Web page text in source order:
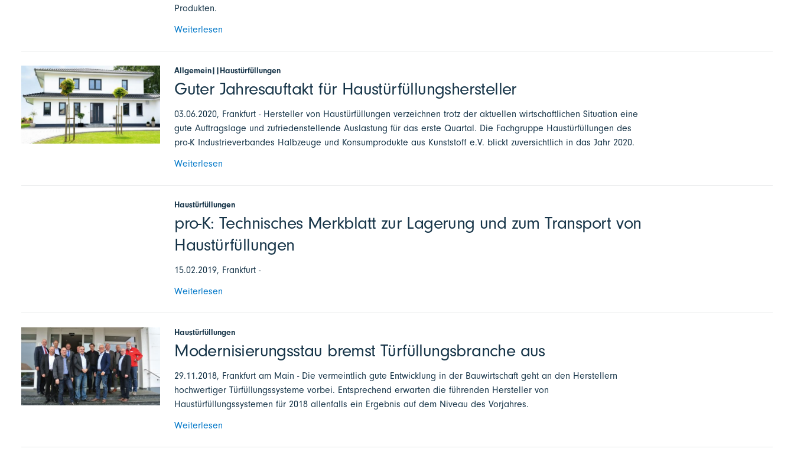
Produkten.
Weiterlesen
Allgemein||Haustürfüllungen
Guter Jahresauftakt für Haustürfüllungshersteller
03.06.2020, Frankfurt - Hersteller von Haustürfüllungen verzeichnen trotz der aktuellen wirtschaftlichen Situation eine
gute Auftragslage und zufriedenstellende Auslastung für das erste Quartal. Die Fachgruppe Haustürfüllungen des
pro-K Industrieverbandes Halbzeuge und Konsumprodukte aus Kunststoff e.V. blickt zuversichtlich in das Jahr 2020.
Weiterlesen
Haustürfüllungen
pro-K: Technisches Merkblatt zur Lagerung und zum Transport von
Haustürfüllungen
15.02.2019, Frankfurt -
Weiterlesen
Haustürfüllungen
Modernisierungsstau bremst Türfüllungsbranche aus
29.11.2018, Frankfurt am Main - Die vermeintlich gute Entwicklung in der Bauwirtschaft geht an den Herstellern
hochwertiger Türfüllungssysteme vorbei. Entsprechend erwarten die führenden Hersteller von
Haustürfüllungssystemen für 2018 allenfalls ein Ergebnis auf dem Niveau des Vorjahres.
Weiterlesen